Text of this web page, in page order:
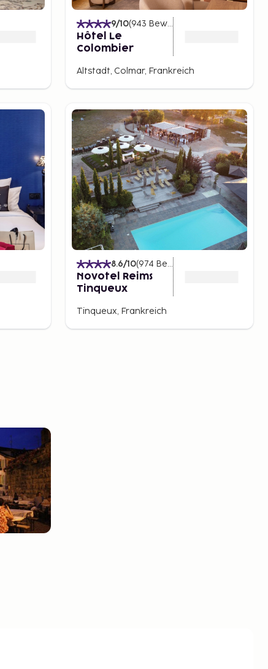
9/10(943 Bewertungen
Hôtel Le
Colombier
Altstadt, Colmar, Frankreich
8.6/10(974 Bewertungen
Novotel Reims
Tinqueux
Tinqueux, Frankreich